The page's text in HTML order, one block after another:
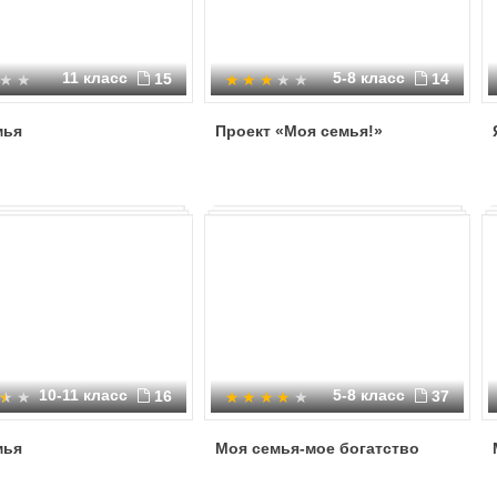
11 класс 15 5-8 класс 14
Проект «Моя семья!»
10-11 класс 16 5-8 класс 37
Моя семья-мое богатство